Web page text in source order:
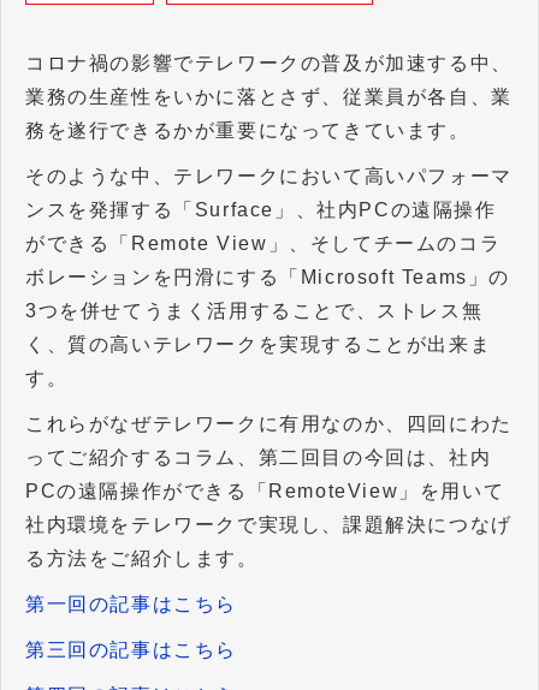
コロナ禍の影響でテレワークの普及が加速する中、
業務の生産性をいかに落とさず、従業員が各自、業
務を遂行できるかが重要になってきています。
そのような中、テレワークにおいて高いパフォーマ
ンスを発揮する「Surface」、社内PCの遠隔操作
ができる「Remote View」、そしてチームのコラ
ボレーションを円滑にする「Microsoft Teams」の
3つを併せてうまく活用することで、ストレス無
く、質の高いテレワークを実現することが出来ま
す。
これらがなぜテレワークに有用なのか、四回にわた
ってご紹介するコラム、第二回目の今回は、社内
PCの遠隔操作ができる「RemoteView」を用いて
社内環境をテレワークで実現し、課題解決につなげ
る方法をご紹介します。
第一回の記事はこちら
第三回の記事はこちら